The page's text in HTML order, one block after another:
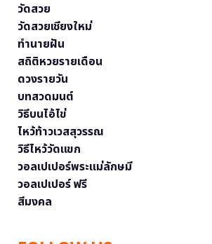
วัดสวย
วัดสวยเชียงใหม่
ทำนายฝัน
สถิติหวยรายเดือน
ดวงรายวัน
บทสวดมนต์
วิธีบนไอ้ไข่
ไหว้ท้าวเวสสุวรรณ
วิธีไหว้วัดแขก
วอลเปเปอร์พระแม่ลักษมี
วอลเปเปอร์ ฟรี
สีมงคล